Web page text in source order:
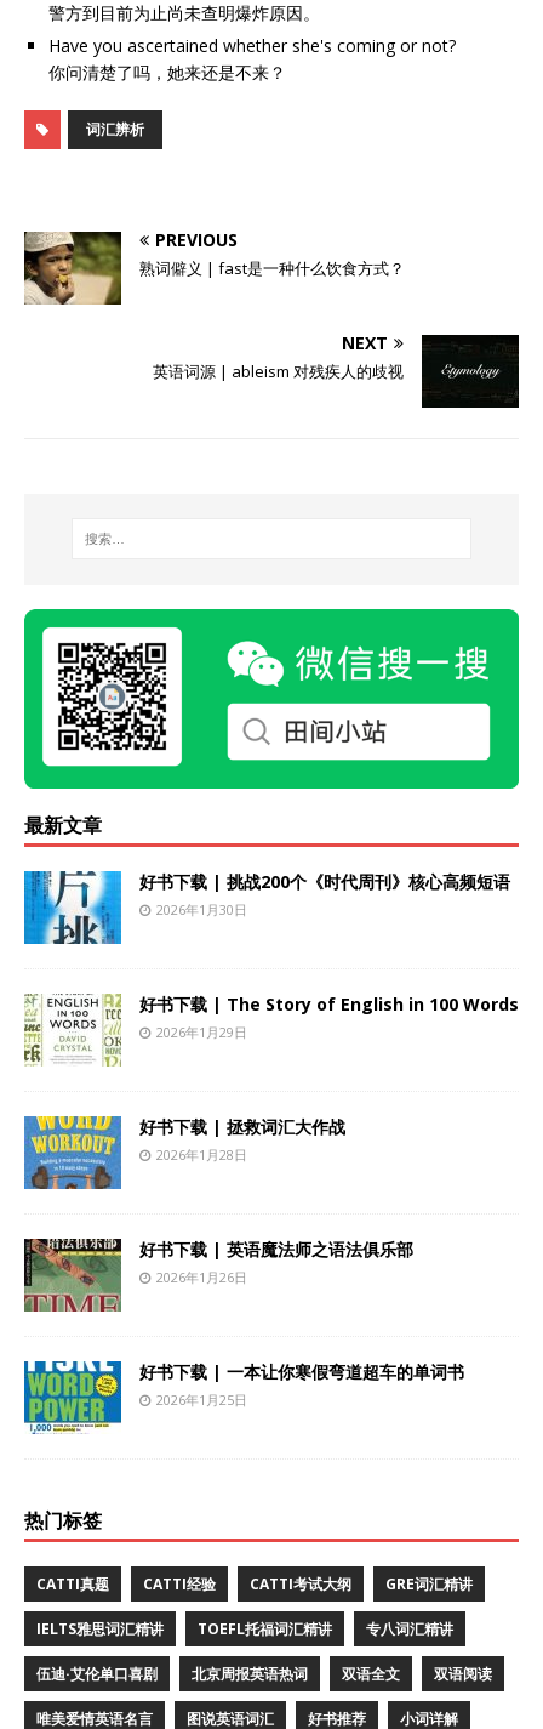
警方到目前为止尚未查明爆炸原因。
Have you ascertained whether she's coming or not?
你问清楚了吗，她来还是不来？
词汇辨析
PREVIOUS
熟词僻义 | fast是一种什么饮食方式？
NEXT
英语词源 | ableism 对残疾人的歧视
最新文章
好书下载 | 挑战200个《时代周刊》核心高频短语
2026年1月30日
好书下载 | The Story of English in 100 Words
2026年1月29日
好书下载 | 拯救词汇大作战
2026年1月28日
好书下载 | 英语魔法师之语法俱乐部
2026年1月26日
好书下载 | 一本让你寒假弯道超车的单词书
2026年1月25日
热门标签
CATTI真题 CATTI经验 CATTI考试大纲 GRE词汇精讲
IELTS雅思词汇精讲 TOEFL托福词汇精讲 专八词汇精讲
伍迪·艾伦单口喜剧 北京周报英语热词 双语全文 双语阅读
唯美爱情英语名言 图说英语词汇 好书推荐 小词详解